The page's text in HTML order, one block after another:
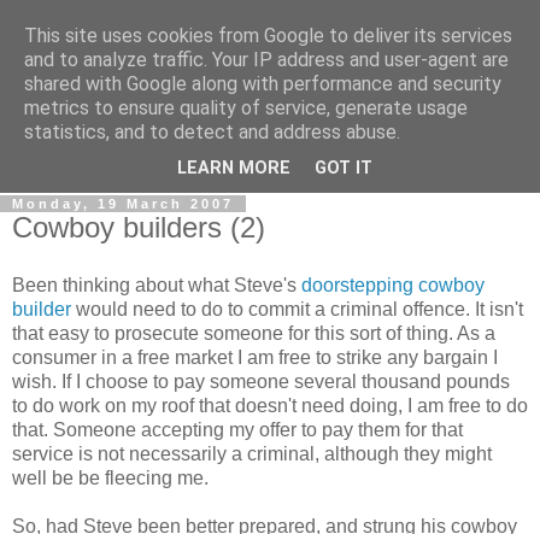
0800 HANDYMAN
0800Handyman discusses handymanning,
entrepreneurship, UK maintenance industry, and more
Monday, 19 March 2007
Cowboy builders (2)
Been thinking about what Steve's doorstepping cowboy
builder would need to do to commit a criminal offence. It isn't
that easy to prosecute someone for this sort of thing. As a
consumer in a free market I am free to strike any bargain I
wish. If I choose to pay someone several thousand pounds
to do work on my roof that doesn't need doing, I am free to do
that. Someone accepting my offer to pay them for that
service is not necessarily a criminal, although they might
well be be fleecing me.
So, had Steve been better prepared, and strung his cowboy
This site uses cookies from Google to deliver its services
and to analyze traffic. Your IP address and user-agent are
shared with Google along with performance and security
metrics to ensure quality of service, generate usage
statistics, and to detect and address abuse.
LEARN MORE GOT IT